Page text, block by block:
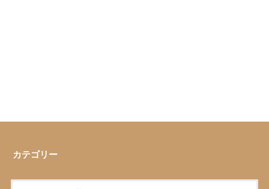
カテゴリー